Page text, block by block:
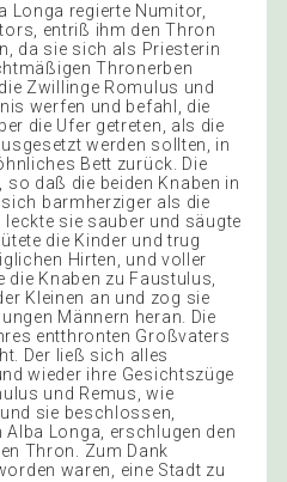
Longa regierte Numitor,
entriß ihm den Thron
da sie sich als Priesterin
Thronerben
Zwillinge Romulus und
werfen und befahl, die
die Ufer getreten, als die
werden sollten, in
Bett zurück. Die
so daß die beiden Knaben in
barmherziger als die
sie sauber und säugte
die Kinder und trug
Hirten, und voller
Knaben zu Faustulus,
Kleinen an und zog sie
Männern heran. Die
entthronten Großvaters
Der ließ sich alles
wieder ihre Gesichtszüge
und Remus, wie
sie beschlossen,
Longa, erschlugen den
Thron. Zum Dank
waren, eine Stadt zu